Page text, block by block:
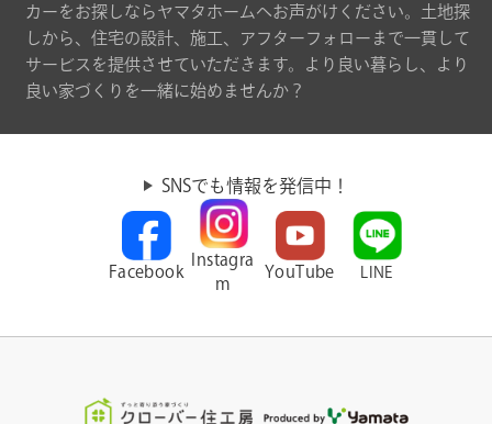
カーをお探しならヤマタホームへお声がけください。土地探
しから、住宅の設計、施工、アフターフォローまで一貫して
サービスを提供させていただきます。より良い暮らし、より
良い家づくりを一緒に始めませんか？
SNSでも情報を発信中！
Facebook
Instagra
m
YouTube LINE